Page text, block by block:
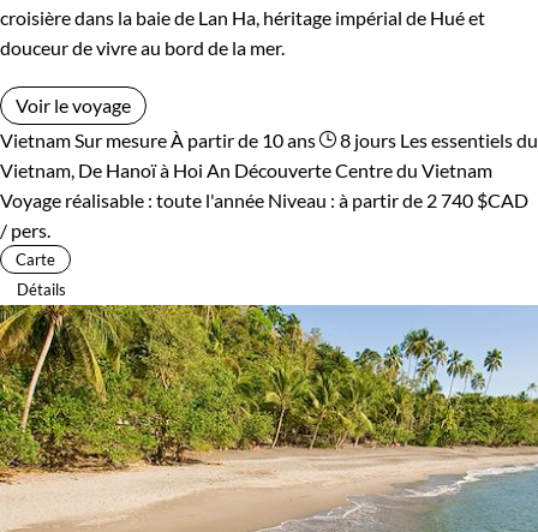
croisière dans la baie de Lan Ha, héritage impérial de Hué et
douceur de vivre au bord de la mer.
Voir le voyage
Vietnam Sur mesure À partir de 10 ans 8 jours Les essentiels du
Vietnam, De Hanoï à Hoi An Découverte Centre du Vietnam
Voyage réalisable : toute l'année Niveau : à partir de 2 740 $CAD
/ pers.
Carte
Détails